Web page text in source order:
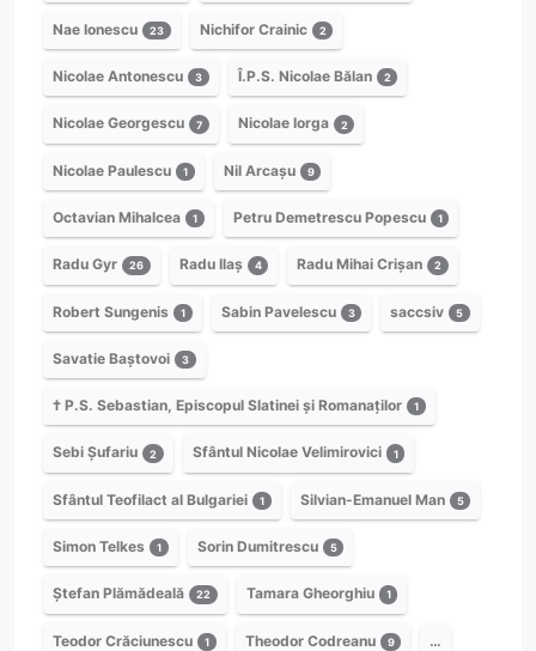
Nae Ionescu 23 Nichifor Crainic 2
Nicolae Antonescu 3 Î.P.S. Nicolae Bălan 2
Nicolae Georgescu 7 Nicolae Iorga 2
Nicolae Paulescu 1 Nil Arcașu 9
Octavian Mihalcea 1 Petru Demetrescu Popescu 1
Radu Gyr 26 Radu Ilaș 4 Radu Mihai Crișan 2
Robert Sungenis 1 Sabin Pavelescu 3 saccsiv 5
Savatie Baștovoi 3
† P.S. Sebastian, Episcopul Slatinei și Romanaților 1
Sebi Șufariu 2 Sfântul Nicolae Velimirovici 1
Sfântul Teofilact al Bulgariei 1 Silvian-Emanuel Man 5
Simon Telkes 1 Sorin Dumitrescu 5
Ștefan Plămădeală 22 Tamara Gheorghiu 1
Teodor Crăciunescu 1 Theodor Codreanu 9 …